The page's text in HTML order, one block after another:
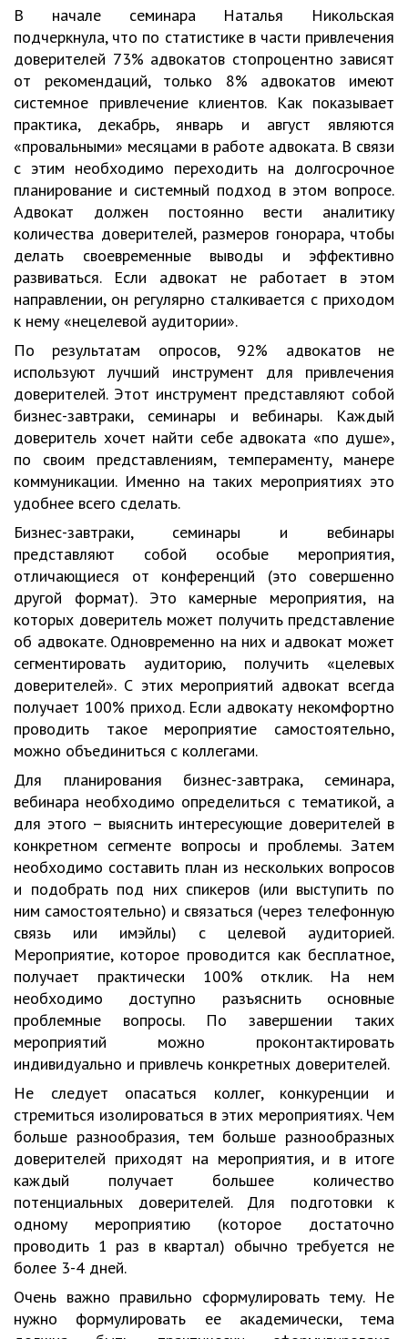
В начале семинара Наталья Никольская
подчеркнула, что по статистике в части привлечения
доверителей 73% адвокатов стопроцентно зависят
от рекомендаций, только 8% адвокатов имеют
системное привлечение клиентов. Как показывает
практика, декабрь, январь и август являются
«провальными» месяцами в работе адвоката. В связи
с этим необходимо переходить на долгосрочное
планирование и системный подход в этом вопросе.
Адвокат должен постоянно вести аналитику
количества доверителей, размеров гонорара, чтобы
делать своевременные выводы и эффективно
развиваться. Если адвокат не работает в этом
направлении, он регулярно сталкивается с приходом
к нему «нецелевой аудитории».
По результатам опросов, 92% адвокатов не
используют лучший инструмент для привлечения
доверителей. Этот инструмент представляют собой
бизнес-завтраки, семинары и вебинары. Каждый
доверитель хочет найти себе адвоката «по душе»,
по своим представлениям, темпераменту, манере
коммуникации. Именно на таких мероприятиях это
удобнее всего сделать.
Бизнес-завтраки, семинары и вебинары
представляют собой особые мероприятия,
отличающиеся от конференций (это совершенно
другой формат). Это камерные мероприятия, на
которых доверитель может получить представление
об адвокате. Одновременно на них и адвокат может
сегментировать аудиторию, получить «целевых
доверителей». С этих мероприятий адвокат всегда
получает 100% приход. Если адвокату некомфортно
проводить такое мероприятие самостоятельно,
можно объединиться с коллегами.
Для планирования бизнес-завтрака, семинара,
вебинара необходимо определиться с тематикой, а
для этого – выяснить интересующие доверителей в
конкретном сегменте вопросы и проблемы. Затем
необходимо составить план из нескольких вопросов
и подобрать под них спикеров (или выступить по
ним самостоятельно) и связаться (через телефонную
связь или имэйлы) с целевой аудиторией.
Мероприятие, которое проводится как бесплатное,
получает практически 100% отклик. На нем
необходимо доступно разъяснить основные
проблемные вопросы. По завершении таких
мероприятий можно проконтактировать
индивидуально и привлечь конкретных доверителей.
Не следует опасаться коллег, конкуренции и
стремиться изолироваться в этих мероприятиях. Чем
больше разнообразия, тем больше разнообразных
доверителей приходят на мероприятия, и в итоге
каждый получает большее количество
потенциальных доверителей. Для подготовки к
одному мероприятию (которое достаточно
проводить 1 раз в квартал) обычно требуется не
более 3-4 дней.
Очень важно правильно сформулировать тему. Не
нужно формулировать ее академически, тема